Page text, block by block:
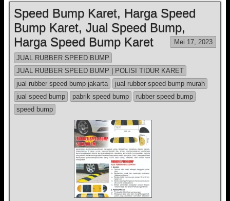
Speed Bump Karet, Harga Speed
Bump Karet, Jual Speed Bump,
Harga Speed Bump Karet
Mei 17, 2023
JUAL RUBBER SPEED BUMP
JUAL RUBBER SPEED BUMP | POLISI TIDUR KARET
jual rubber speed bump jakarta
jual rubber speed bump murah
jual speed bump
pabrik speed bump
rubber speed bump
speed bump